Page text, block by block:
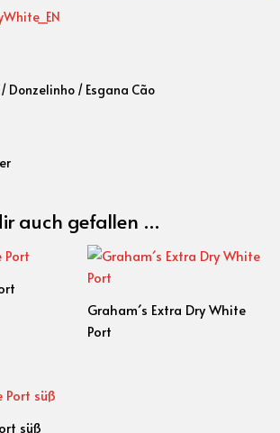
Donzelinho / Esgana Cão
auch gefallen …
Graham´s Extra Dry White
Port
süß